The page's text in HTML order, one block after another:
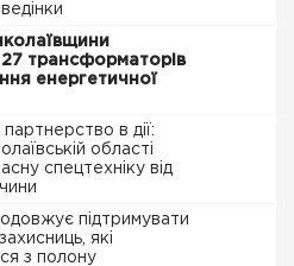
трансформаторів
енергетичної
в дії:
області
спецтехніку від
підтримувати
які
з полону